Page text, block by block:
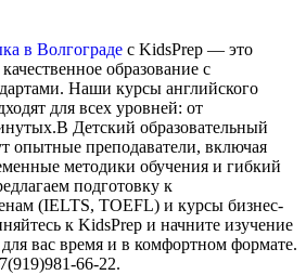
в Волгограде с KidsPrep — это
образование с
Наши курсы английского
для всех уровней: от
Детский образовательный
опытные преподаватели, включая
методики обучения и гибкий
подготовку к
(IELTS, TOEFL) и курсы бизнес-
к KidsPrep и начните изучение
вас время и в комфортном формате.
66-22.